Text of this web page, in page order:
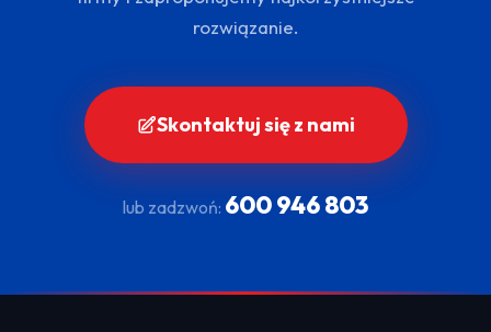
rozwiązanie.
Skontaktuj się z nami
lub zadzwoń: 600 946 803